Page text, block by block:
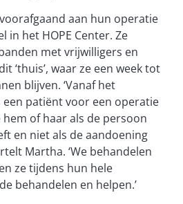
aan hun operatie
in het HOPE Center. Ze
met vrijwilligers en
‘thuis’, waar ze een week tot
blijven. ‘Vanaf het
een patiënt voor een operatie
of haar als de persoon
en niet als de aandoening
Martha. ‘We behandelen
ze tijdens hun hele
behandelen en helpen.’